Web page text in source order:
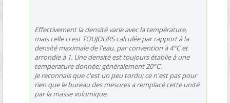
Effectivement la densité varie avec la température,
mais celle ci est TOUJOURS calculée par rapport à la
densité maximale de l'eau, par convention à 4°C et
arrondie à 1. Une densité est toujours établie à une
temperature donnée; généralement 20°C.
Je reconnais que c'est un peu tordu; ce n'est pas pour
rien que le bureau des mesures a remplacé cette unité
par la masse volumique.